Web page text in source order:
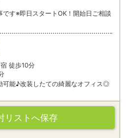
す※即日スタートOK！開始日ご相談
徒歩10分
可能♪改装したての綺麗なオフィス◎
リストへ保存